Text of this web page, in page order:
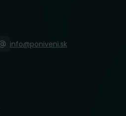
info@poniveni.sk